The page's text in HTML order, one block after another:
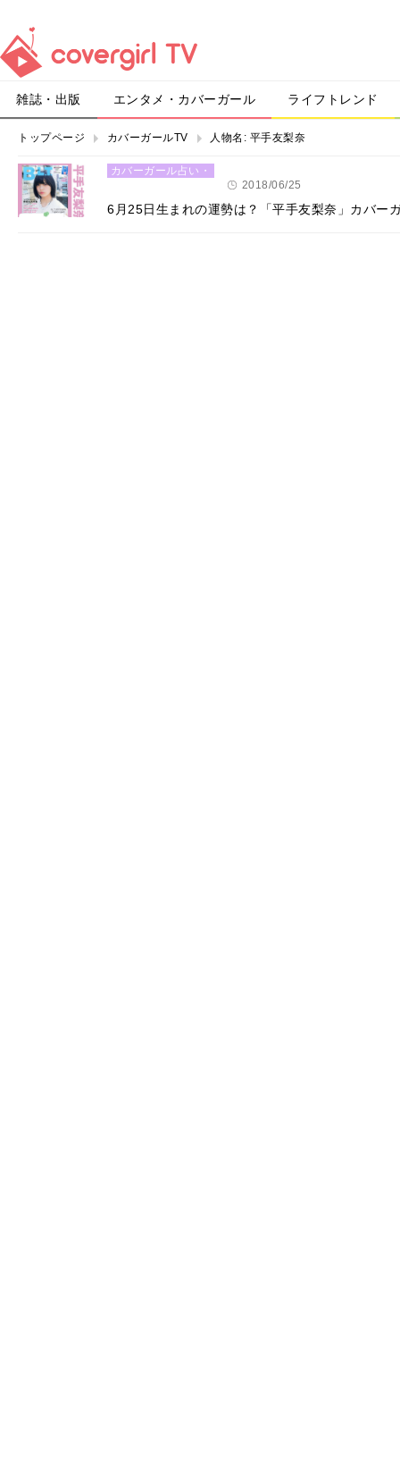
雑誌・出版 エンタメ・カバーガール ライフトレンド
トップページ カバーガールTV 人物名: 平手友梨奈
カバーガール占い・
2018/06/25
6月25日生まれの運勢は？「平手友梨奈」カバー